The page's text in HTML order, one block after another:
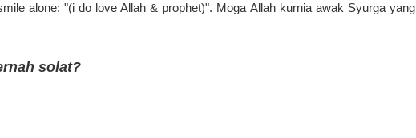
alone: "(i do love Allah & prophet)". Moga Allah kurnia awak Syurga yang
solat?